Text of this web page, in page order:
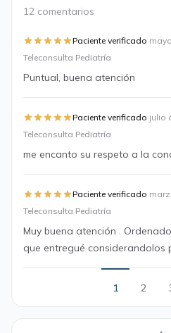
12 comentarios
Paciente verificado·
Teleconsulta Pediatría
Puntual, buena atención
Paciente verificado·julio
Teleconsulta Pediatría
me encanto su respeto a la
Paciente verificado·
Teleconsulta Pediatría
Muy buena atención .
que entregué considerandolos
1 2